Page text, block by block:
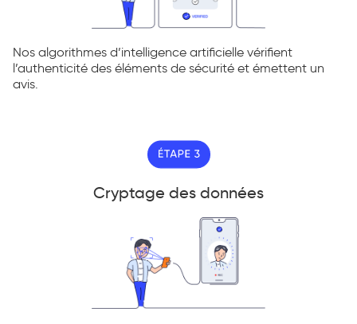
Nos algorithmes d’intelligence artificielle vérifient
l’authenticité des éléments de sécurité et émettent un
avis.
Cryptage des données